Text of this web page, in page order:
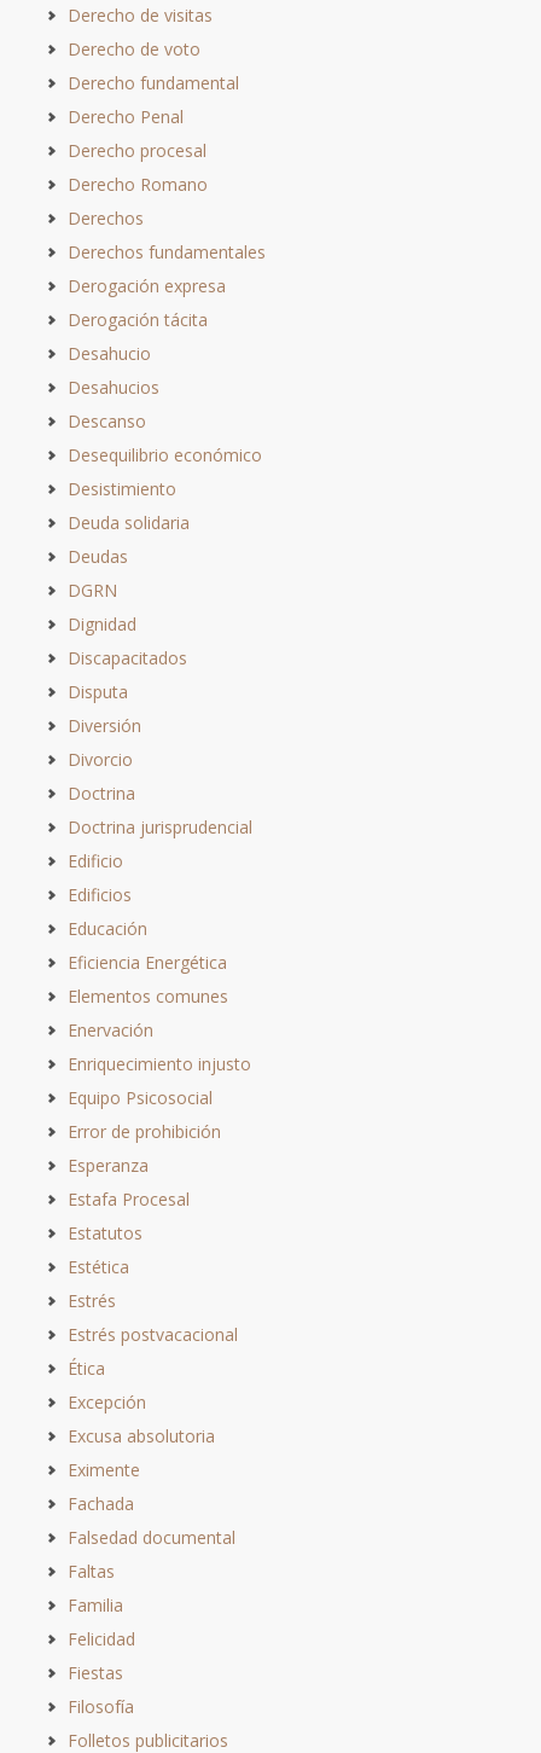
Derecho de visitas
Derecho de voto
Derecho fundamental
Derecho Penal
Derecho procesal
Derecho Romano
Derechos
Derechos fundamentales
Derogación expresa
Derogación tácita
Desahucio
Desahucios
Descanso
Desequilibrio económico
Desistimiento
Deuda solidaria
Deudas
DGRN
Dignidad
Discapacitados
Disputa
Diversión
Divorcio
Doctrina
Doctrina jurisprudencial
Edificio
Edificios
Educación
Eficiencia Energética
Elementos comunes
Enervación
Enriquecimiento injusto
Equipo Psicosocial
Error de prohibición
Esperanza
Estafa Procesal
Estatutos
Estética
Estrés
Estrés postvacacional
Ética
Excepción
Excusa absolutoria
Eximente
Fachada
Falsedad documental
Faltas
Familia
Felicidad
Fiestas
Filosofía
Folletos publicitarios